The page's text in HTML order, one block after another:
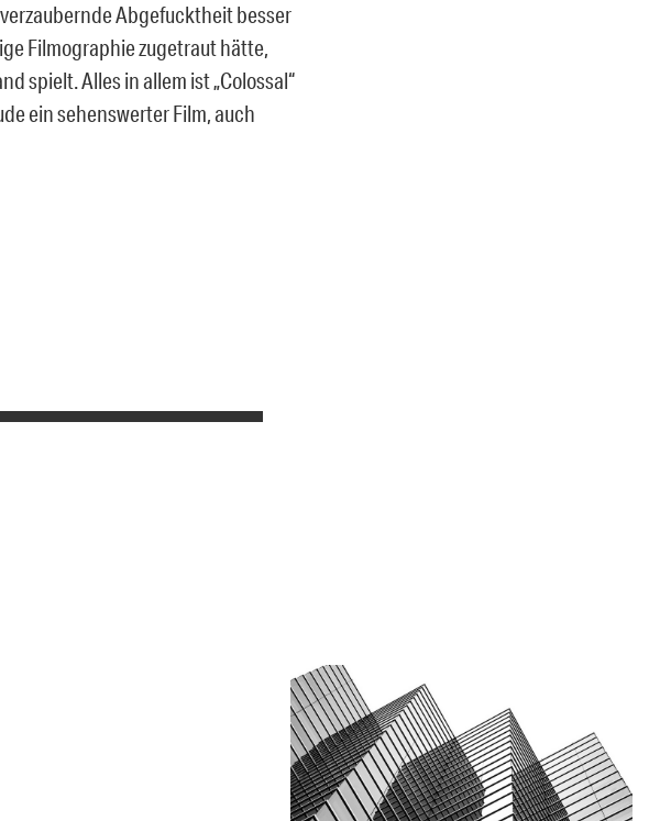
Abgefucktheit besser
Filmographie zugetraut hätte,
spielt. Alles in allem ist „Colossal“
ein sehenswerter Film, auch